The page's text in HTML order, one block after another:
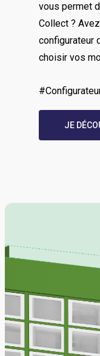
vous permet
Collect ?
configurateur
choisir vos
JE